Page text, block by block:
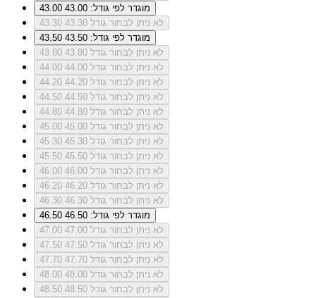
43.00
מוגדר לפי גודל: 43.00
43.30
לא ניתן לבחור גודל 43.30
43.50
מוגדר לפי גודל: 43.50
43.80
לא ניתן לבחור גודל 43.80
44.00
לא ניתן לבחור גודל 44.00
44.20
לא ניתן לבחור גודל 44.20
44.50
לא ניתן לבחור גודל 44.50
44.80
לא ניתן לבחור גודל 44.80
45.00
לא ניתן לבחור גודל 45.00
45.30
לא ניתן לבחור גודל 45.30
45.50
לא ניתן לבחור גודל 45.50
46.00
לא ניתן לבחור גודל 46.00
46.20
לא ניתן לבחור גודל 46.20
46.30
לא ניתן לבחור גודל 46.30
46.50
מוגדר לפי גודל: 46.50
47.00
לא ניתן לבחור גודל 47.00
47.50
לא ניתן לבחור גודל 47.50
47.70
לא ניתן לבחור גודל 47.70
48.00
לא ניתן לבחור גודל 48.00
48.50
לא ניתן לבחור גודל 48.50